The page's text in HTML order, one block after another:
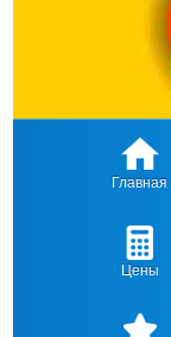
Главная
Цены